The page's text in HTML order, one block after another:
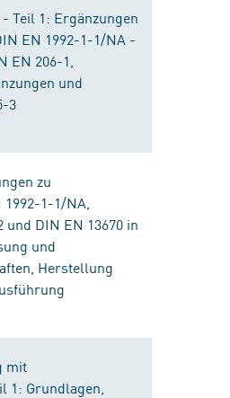
Teil 1: Ergänzungen
EN 1992-1-1/NA -
EN 206-1,
und
3
zu
1-1/NA,
DIN EN 13670 in
und
Herstellung
mit
1: Grundlagen,